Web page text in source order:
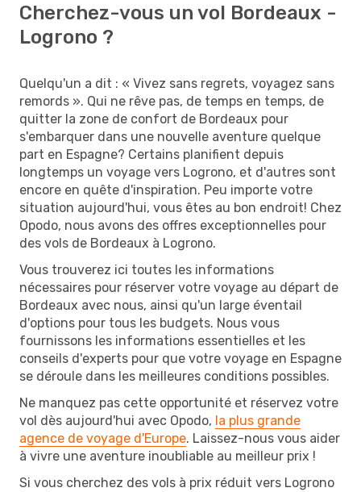
Cherchez-vous un vol Bordeaux -
Logrono ?
Quelqu'un a dit : « Vivez sans regrets, voyagez sans
remords ». Qui ne rêve pas, de temps en temps, de
quitter la zone de confort de Bordeaux pour
s'embarquer dans une nouvelle aventure quelque
part en Espagne? Certains planifient depuis
longtemps un voyage vers Logrono, et d'autres sont
encore en quête d'inspiration. Peu importe votre
situation aujourd'hui, vous êtes au bon endroit! Chez
Opodo, nous avons des offres exceptionnelles pour
des vols de Bordeaux à Logrono.
Vous trouverez ici toutes les informations
nécessaires pour réserver votre voyage au départ de
Bordeaux avec nous, ainsi qu'un large éventail
d'options pour tous les budgets. Nous vous
fournissons les informations essentielles et les
conseils d'experts pour que votre voyage en Espagne
se déroule dans les meilleures conditions possibles.
Ne manquez pas cette opportunité et réservez votre
vol dès aujourd'hui avec Opodo, la plus grande
agence de voyage d'Europe. Laissez-nous vous aider
à vivre une aventure inoubliable au meilleur prix !
Si vous cherchez des vols à prix réduit vers Logrono